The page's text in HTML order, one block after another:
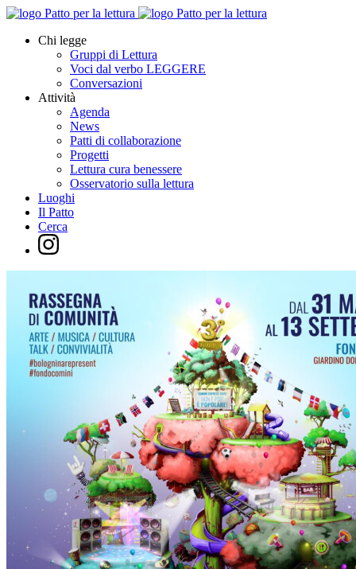
Chi legge
Gruppi di Lettura
Voci dal verbo LEGGERE
Conversazioni
Attività
Agenda
News
Patti di collaborazione
Progetti
Lettura cura benessere
Osservatorio sulla lettura
Luoghi
Il Patto
Cerca